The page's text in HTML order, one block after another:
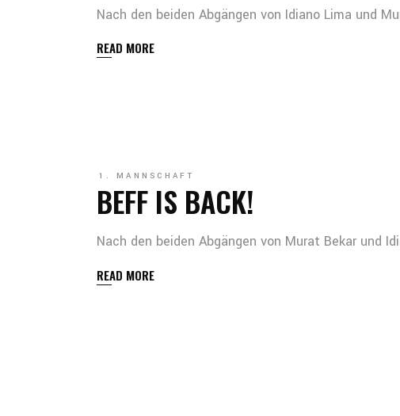
Nach den beiden Abgängen von Idiano Lima und
READ MORE
1. MANNSCHAFT
BEFF IS BACK!
Nach den beiden Abgängen von Murat Bekar und
READ MORE